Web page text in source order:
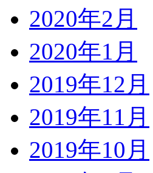
2020年2月
2020年1月
2019年12月
2019年11月
2019年10月